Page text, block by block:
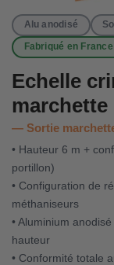
Alu anodisé
Fabriqué en France
Echelle
Sortie
• Hauteur 6 m +
portillon)
• Configuration de
méthaniseurs
• Aluminium
hauteur
• Conformité totale